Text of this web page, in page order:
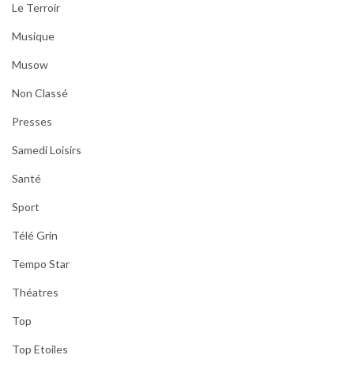
Le Terroir
Musique
Musow
Non Classé
Presses
Samedi Loisirs
Santé
Sport
Télé Grin
Tempo Star
Théatres
Top
Top Etoiles